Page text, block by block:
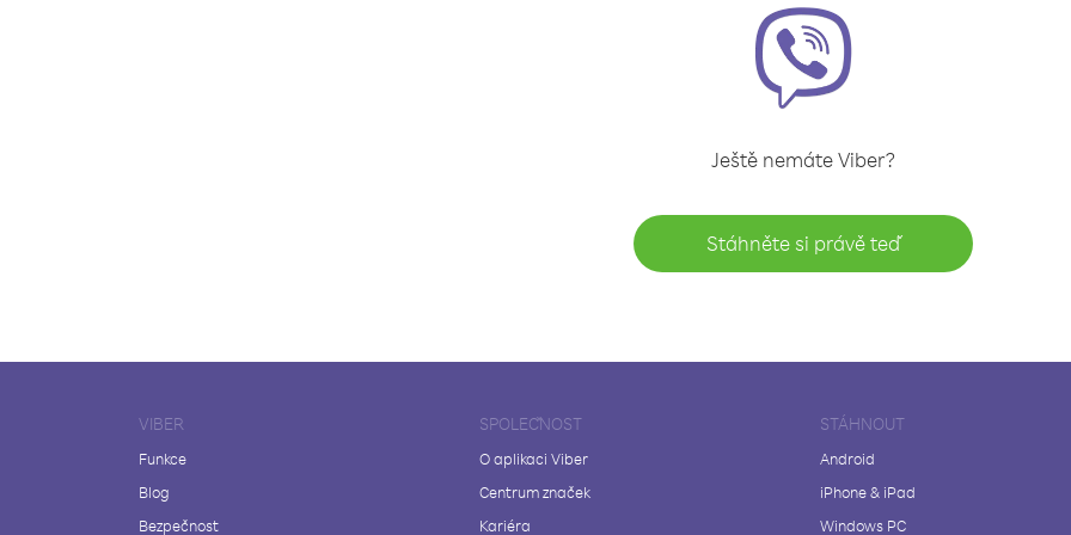
Ještě nemáte Viber?
Stáhněte si právě teď
VIBER
Funkce
Blog
Bezpečnost
SPOLEČNOST
O aplikaci Viber
Centrum značek
Kariéra
STÁHNOUT
Android
iPhone & iPad
Windows PC